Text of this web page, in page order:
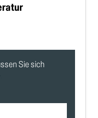
Sie sich